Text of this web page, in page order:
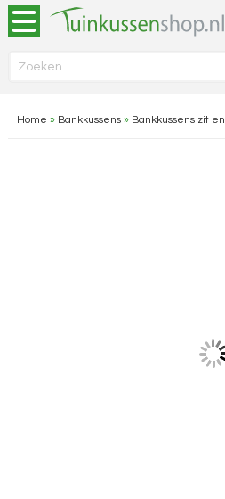
Home » Bankkussens» Bankkussens zit